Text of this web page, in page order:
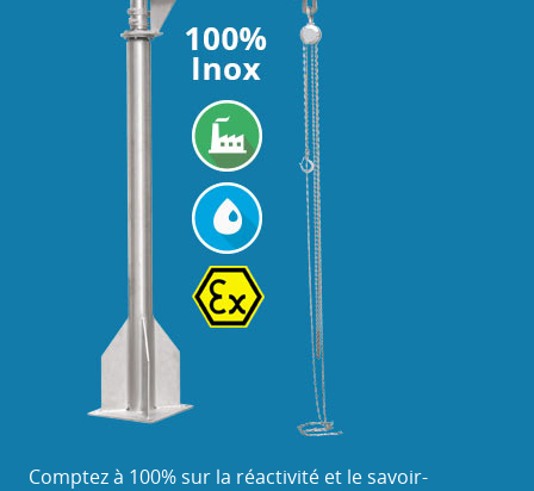
Comptez à 100% sur la réactivité et le savoir-